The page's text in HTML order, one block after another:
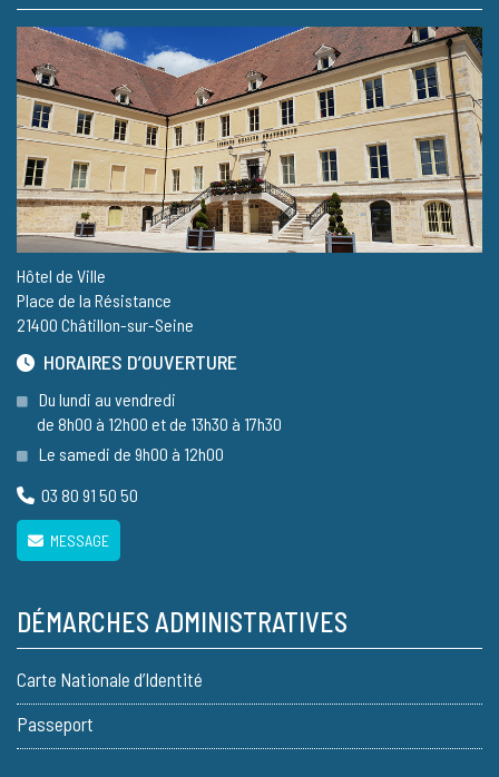
Hôtel de Ville
Place de la Résistance
21400 Châtillon-sur-Seine
HORAIRES D’OUVERTURE
Du lundi au vendredi
de 8h00 à 12h00 et de 13h30 à 17h30
Le samedi de 9h00 à 12h00
03 80 91 50 50
MESSAGE
DÉMARCHES ADMINISTRATIVES
Carte Nationale d’Identité
Passeport